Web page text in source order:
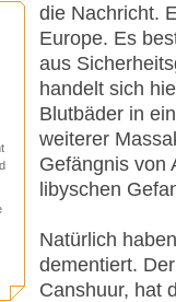
die Nachricht.
Europe. Es
aus
handelt sich
Blutbäder in
weiterer
Gefängnis von
libyschen
Natürlich
dementiert.
Canshuur, hat